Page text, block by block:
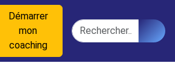
Démarrer
mon
coaching
Rechercher